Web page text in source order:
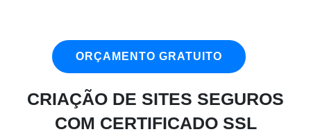
ORÇAMENTO GRATUITO
CRIAÇÃO DE SITES SEGUROS
COM CERTIFICADO SSL